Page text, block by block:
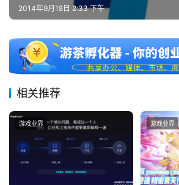
2014年9月18日 2:33 下午
相关推荐
游戏业界 游戏业界